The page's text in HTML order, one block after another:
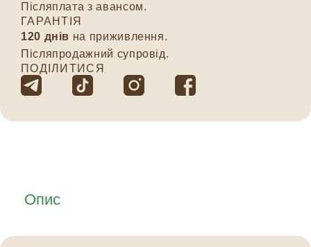
Післяплата з авансом.
ГАРАНТІЯ
120 днів на приживлення.
Післяпродажний супровід.
ПОДІЛИТИСЯ
Опис